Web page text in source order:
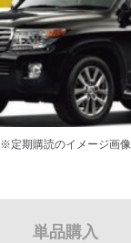
※定期購読のイメージ画像
単品購入